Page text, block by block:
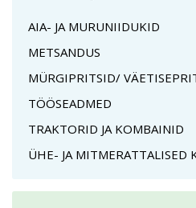
AIA- JA MURUNIIDUKID
METSANDUS
MÜRGIPRITSID/
TÖÖSEADMED
TRAKTORID JA KOMBAINID
ÜHE- JA MITMERATTALISED